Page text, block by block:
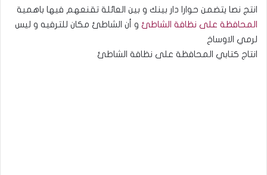
انتج نصا يتضمن حوارا دار بينك و بين العائلة تقنعهم فيها باهمية
المحافظة على نظافة الشاطئ و أن الشاطئ مكان للترفيه و ليس
لرمي الاوساخ
انتاج كتابي المحافظة على نظافة الشاطئ